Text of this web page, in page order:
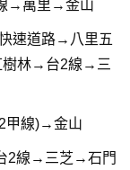
→萬里→金山
速道路→八里五
樹林→台2線→三
甲線)→金山
2線→三芝→石門